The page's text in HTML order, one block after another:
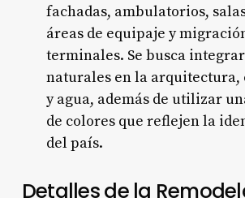
fachadas, ambulatorios,
áreas de equipaje y
terminales. Se busca
naturales en la arquitectura,
y agua, además de utilizar
de colores que reflejen la
del país.
Detalles de la